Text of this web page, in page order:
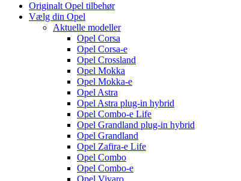
Originalt Opel tilbehør
Vælg din Opel
Aktuelle modeller
Opel Corsa
Opel Corsa-e
Opel Crossland
Opel Mokka
Opel Mokka-e
Opel Astra
Opel Astra plug-in hybrid
Opel Combo-e Life
Opel Grandland plug-in hybrid
Opel Grandland
Opel Zafira-e Life
Opel Combo
Opel Combo-e